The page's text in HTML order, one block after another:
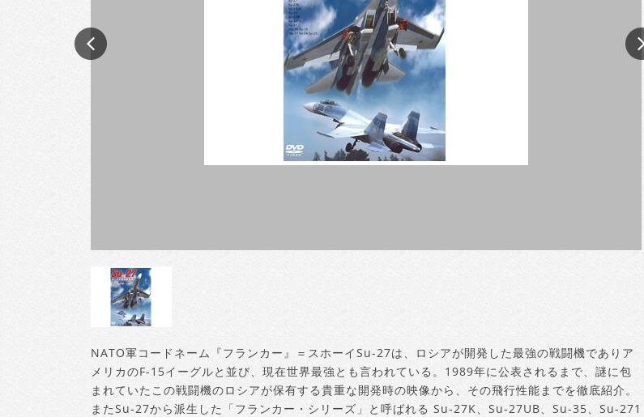
NATO軍コードネーム『フランカー』＝スホーイSu-27は、ロシアが開発した最強の戦闘機でありア
メリカのF-15イーグルと並び、現在世界最強とも言われている。1989年に公表されるまで、謎に包
まれていたこの戦闘機のロシアが保有する貴重な開発時の映像から、その飛行性能までを徹底紹介。
またSu-27から派生した「フランカー・シリーズ」と呼ばれる Su-27K、Su-27UB、Su-35、Su-271